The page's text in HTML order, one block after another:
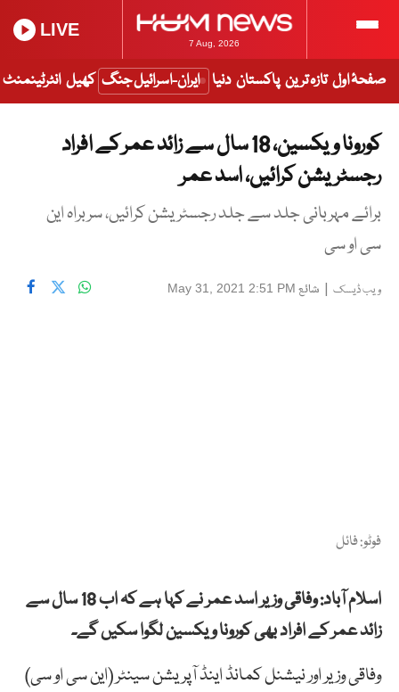
7 Aug, 2026
LIVE
صفحۂ اول تازہ ترین پاکستان دنیا ایران-اسرائیل جنگ کھیل انٹرٹینمنٹ
کورونا ویکسین، 18 سال سے زائد عمر کے افراد
رجسٹریشن کرائیں، اسد عمر
برائے مہربانی جلد سے جلد رجسٹریشن کرائیں، سربراہ این
سی او سی
ویب ڈیسک | شائع May 31, 2021 2:51 PM
فوٹو: فائل
اسلام آباد: وفاقی وزیر اسد عمر نے کہا ہے کہ اب 18 سال سے
زائد عمر کے افراد بھی کورونا ویکسین لگوا سکیں گے۔
وفاقی وزیر اور نیشنل کمانڈ اینڈ آپریشن سینٹر (این سی او سی)